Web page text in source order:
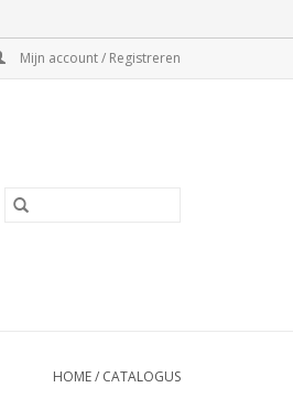
Mijn account / Registreren
HOME/ CATALOGUS